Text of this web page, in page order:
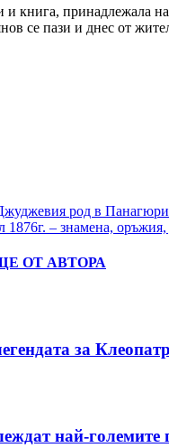
и книга, принадлежала
се пази и днес от
род в
1876г. – знамена,
ОТ АВТОРА
за
най-големите